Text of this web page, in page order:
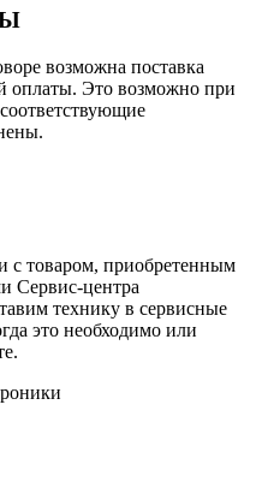
возможна поставка
оплаты. Это возможно при
с товаром, приобретенным
Сервис-центра
технику в сервисные
это необходимо или